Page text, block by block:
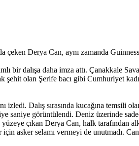
çeken Derya Can, aynı zamanda
bir dalışa daha imza attı. Çanakkale
olan Şerife bacı gibi Cumhuriyet
izledi. Dalış sırasında kucağına temsili
saniye görüntülendi. Deniz üzerinde
çıkan Derya Can, halk tarafından
asker selamı vermeyi de unutmadı.